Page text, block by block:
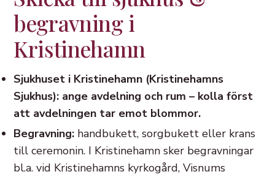
begravning i
Kristinehamn
Sjukhuset i Kristinehamn (Kristinehamns
Sjukhus): ange avdelning och rum – kolla först
att avdelningen tar emot blommor.
Begravning: handbukett, sorgbukett eller krans
till ceremonin. I Kristinehamn sker begravningar
bl.a. vid Kristinehamns kyrkogård, Visnums